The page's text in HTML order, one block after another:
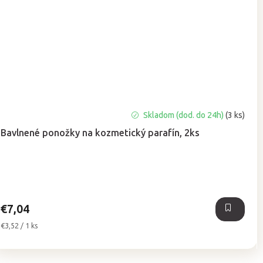
Bavlnené ponožky na kozmetický parafín, 2ks
Skladom (dod. do 24h) (3 ks)
€7,04
Jednotková
€3,52 / 1 ks